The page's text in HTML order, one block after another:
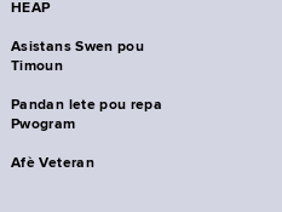
HEAP
Asistans Swen pou
Timoun
Pandan lete pou repa
Pwogram
Afè Veteran